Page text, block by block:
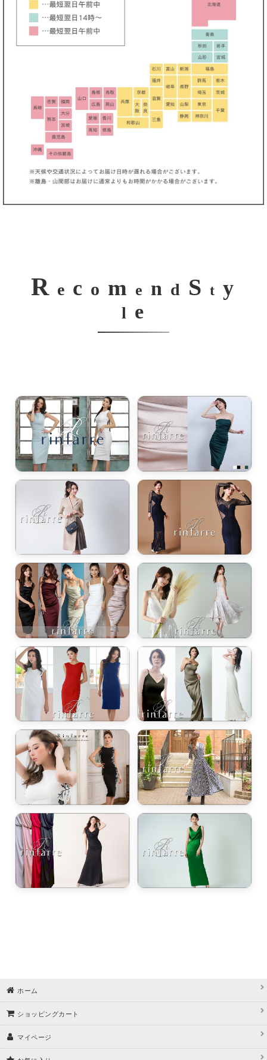
R e c o m e n d S t y
l e
てる一着。
、自分らしく、美しく。-
ンピース
エレガンスをひとさじー
エット。 夏の視線を独り占めする「夏の主役ラップロングドレス」
ホーム
ショッピングカート
マイページ